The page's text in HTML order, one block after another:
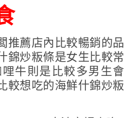
推薦店內比較暢銷的品
錦炒粄條是女生比較常
牛則是比較多男生會
較想吃的海鮮什錦炒粄